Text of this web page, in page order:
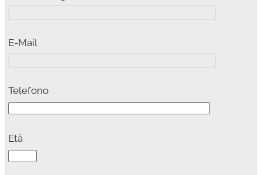
E-Mail
Telefono
Età